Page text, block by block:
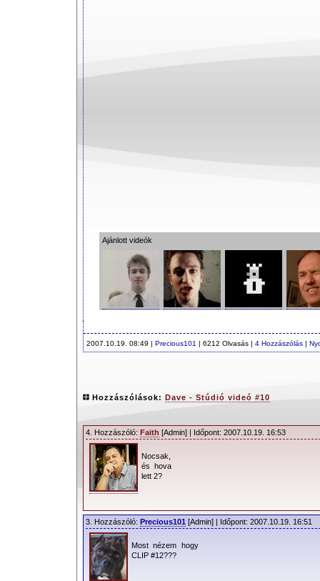
Ajánlott videók
2007.10.19. 08:49 | Precious101 | 6212 Olvasás | 4 Hozzászólás |
Hozzászólások: Dave - Stúdió videó #10
4. Hozzászóló: Faith [Admin] | Időpont: 2007.10.19. 16:53
Nocsak,
és hova
lett 2?
3. Hozzászóló: Precious101 [Admin] | Időpont: 2007.10.19. 16:51
Most nézem hogy
CLIP #12???